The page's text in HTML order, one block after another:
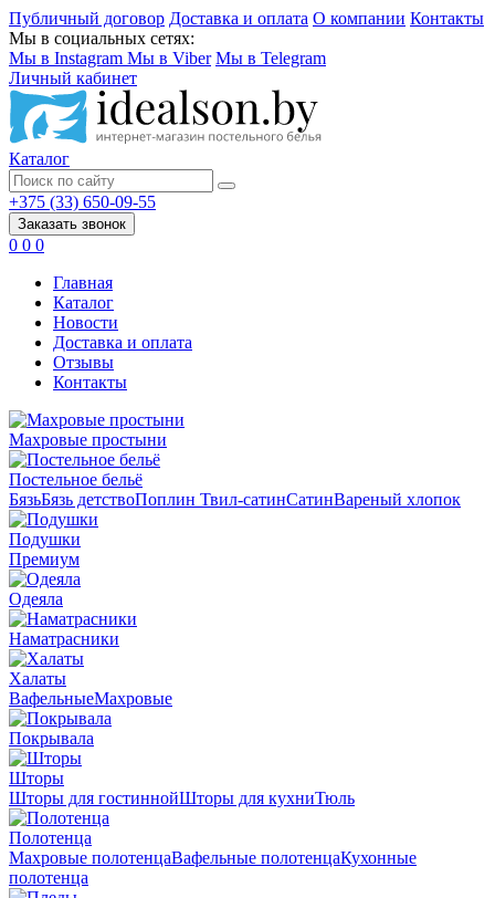
Публичный договор Доставка и оплата О компании Контакты
Мы в социальных сетях:
Мы в Instagram Мы в Viber Мы в Telegram
Личный кабинет
Каталог
+375 (33) 650-09-55
Заказать звонок
0 0 0
Главная
Каталог
Новости
Доставка и оплата
Отзывы
Контакты
Махровые простыни
Постельное бельё
БязьБязь детствоПоплин Твил-сатинСатинВареный хлопок
Подушки
Премиум
Одеяла
Наматрасники
Халаты
ВафельныеМахровые
Покрывала
Шторы
Шторы для гостиннойШторы для кухниТюль
Полотенца
Махровые полотенцаВафельные полотенцаКухонные
полотенца